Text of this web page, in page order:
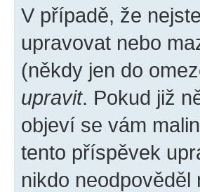
V případě, že
upravovat nebo
(někdy jen do
upravit. Pokud již
objeví se vám
tento příspěvek
nikdo